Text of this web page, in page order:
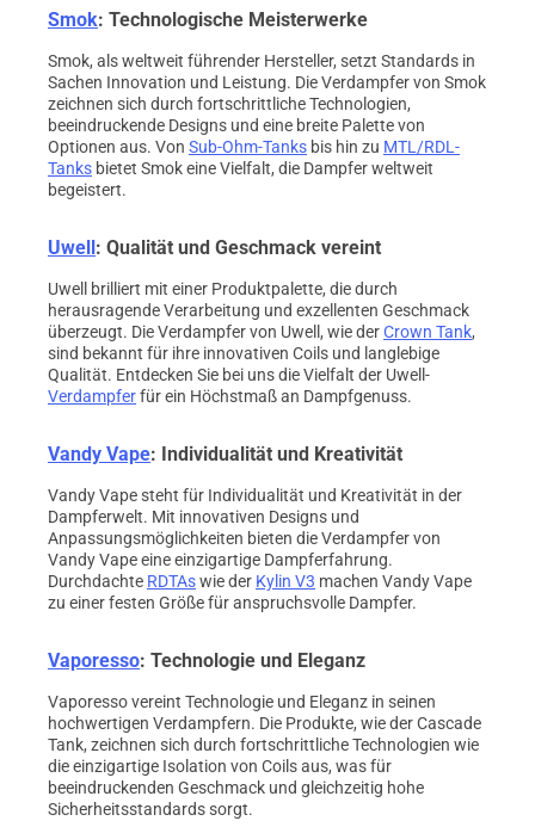
Smok: Technologische Meisterwerke
Smok, als weltweit führender Hersteller, setzt Standards in
Sachen Innovation und Leistung. Die Verdampfer von Smok
zeichnen sich durch fortschrittliche Technologien,
beeindruckende Designs und eine breite Palette von
Optionen aus. Von Sub-Ohm-Tanks bis hin zu MTL/RDL-
Tanks bietet Smok eine Vielfalt, die Dampfer weltweit
begeistert.
Uwell: Qualität und Geschmack vereint
Uwell brilliert mit einer Produktpalette, die durch
herausragende Verarbeitung und exzellenten Geschmack
überzeugt. Die Verdampfer von Uwell, wie derCrown Tank,
sind bekannt für ihre innovativen Coils und langlebige
Qualität. Entdecken Sie bei uns die Vielfalt der Uwell-
Verdampferfür ein Höchstmaß an Dampfgenuss.
Vandy Vape: Individualität und Kreativität
Vandy Vape steht für Individualität und Kreativität in der
Dampferwelt. Mit innovativen Designs und
Anpassungsmöglichkeiten bieten die Verdampfer von
Vandy Vape eine einzigartige Dampferfahrung.
Durchdachte RDTAswie der Kylin V3 machen Vandy Vape
zu einer festen Größe für anspruchsvolle Dampfer.
Vaporesso: Technologie und Eleganz
Vaporesso vereint Technologie und Eleganz in seinen
hochwertigen Verdampfern. Die Produkte, wie der Cascade
Tank, zeichnen sich durch fortschrittliche Technologien wie
die einzigartige Isolation von Coils aus, was für
beeindruckenden Geschmack und gleichzeitig hohe
Sicherheitsstandards sorgt.